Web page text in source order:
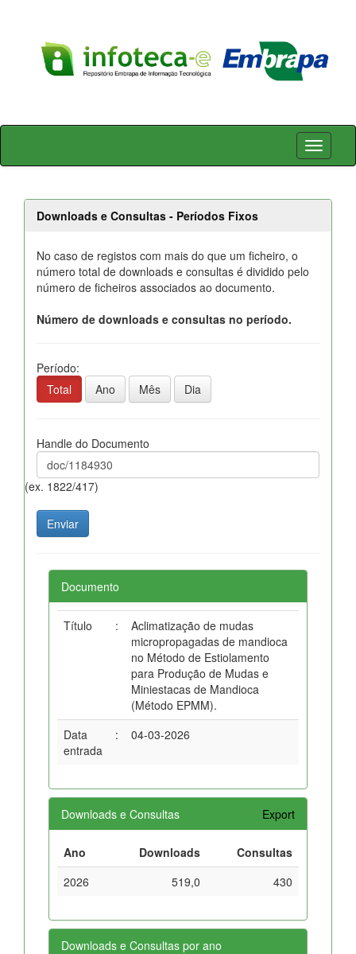
Skip
Downloads e Consultas - Períodos Fixos
No caso de registos com mais do que um ficheiro, o
número total de downloads e consultas é dividido pelo
número de ficheiros associados ao documento.
Número de downloads e consultas no período.
Período:
Total
Ano Mês Dia
Handle do Documento
(ex. 1822/417)
Documento
Título :
Aclimatização de mudas
micropropagadas de mandioca
no Método de Estiolamento
para Produção de Mudas e
Miniestacas de Mandioca
(Método EPMM).
Data
entrada
: 04-03-2026
Downloads e Consultas Export
Ano Downloads
Consultas
2026
519,0 430
Downloads e Consultas por ano